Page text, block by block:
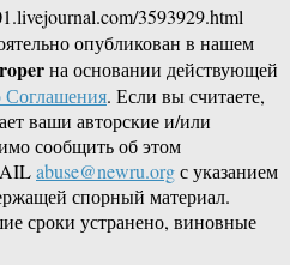
3593929.html
опубликован в нашем
на основании действующей
Соглашения. Если вы считаете,
ваши авторские и/или
сообщить об этом
abuse@newru.orgс указанием
спорный материал.
сроки устранено, виновные